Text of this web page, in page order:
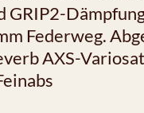
GRIP2-
Federweg.
AXS-